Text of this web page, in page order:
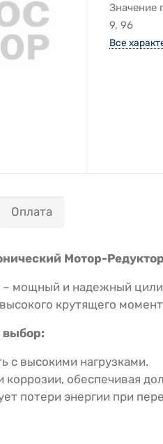
Значение
9, 96
Все
Оплата
Мотор-
– мощный и надежный
крутящего
выбор:
с высокими нагрузками.
коррозии, обеспечивая
потери энергии при